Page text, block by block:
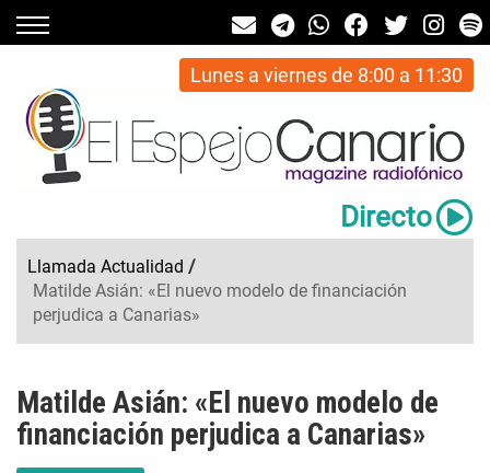
Lunes a viernes de 8:00 a 11:30
Directo
Llamada Actualidad /
Matilde Asián: «El nuevo modelo de financiación
perjudica a Canarias»
Matilde Asián: «El nuevo modelo de
financiación perjudica a Canarias»